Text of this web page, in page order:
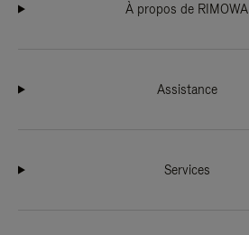
À propos de RIMOWA
Assistance
Services